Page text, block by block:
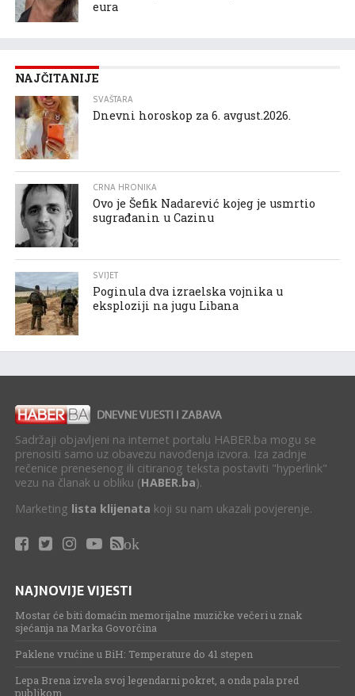
eura
NAJČITANIJE
SVAŠTARA
Dnevni horoskop za 6. avgust.2026.
CRNA HRONIKA
Ovo je Šefik Nadarević kojeg je usmrtio
sugrađanin u Cazinu
SVIJET
Poginula dva izraelska vojnika u
eksploziji na jugu Libana
Sadržaji objavljeni na internet portalu HABER.ba mogu se
prenositi samo uz obavezu navođenja izvora. Iza zadnje
rečenice prenesenog ili citiranog teksta postaviti "hyperlink"
vezu na članak u obliku (HABER.ba).
Marketing lista klijenata koji su nam ukazali povjerenje.
ok
NAJNOVIJE VIJESTI
Mostar će biti domaćin memorijalne muzičke večeri u znak
sjećanja na Marka Govorčina
Paklene vrućine u BiH: Temperature do 41 stepen
Lepa Brena izvela svoj legendarni pokret, a onda pala pred
publikom